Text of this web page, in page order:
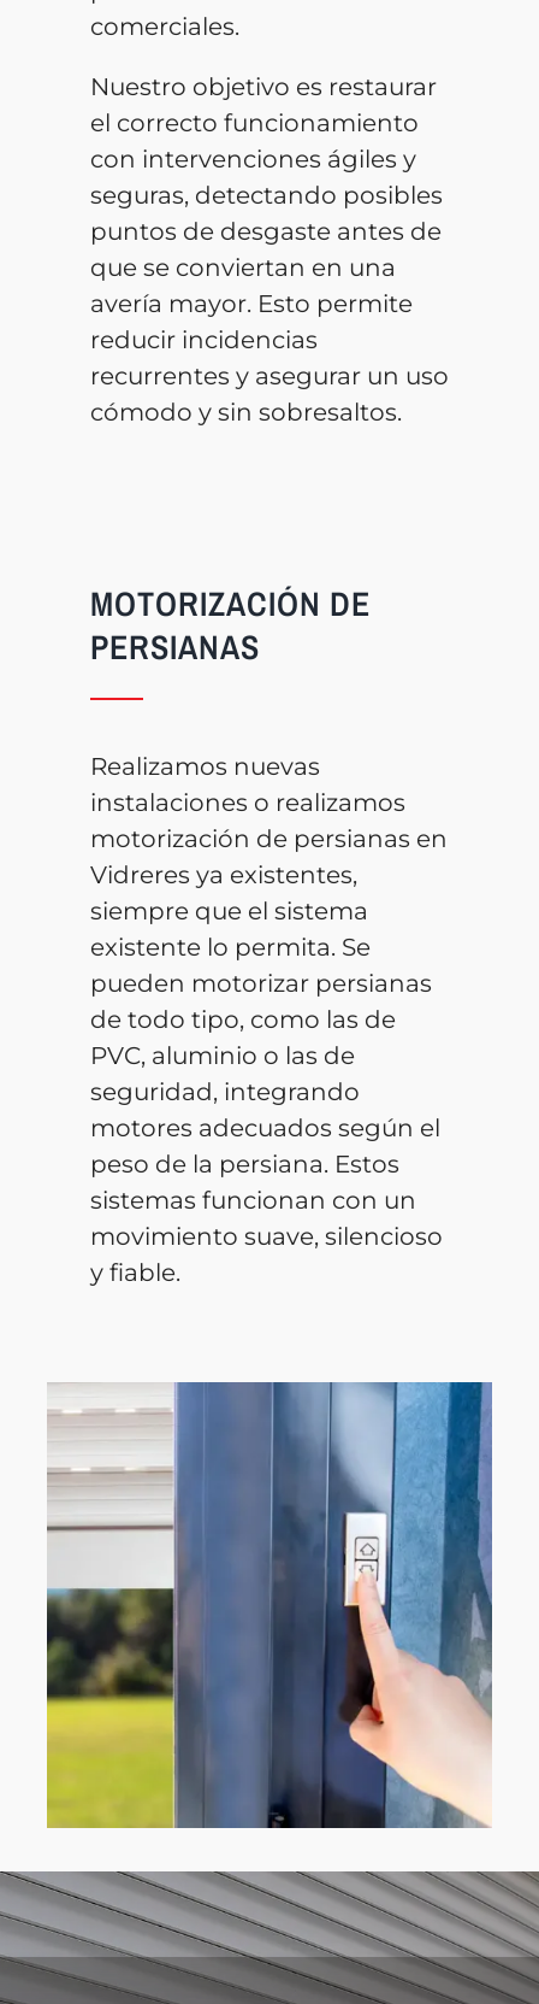
comerciales.
Nuestro objetivo es restaurar
el correcto funcionamiento
con intervenciones ágiles y
seguras, detectando posibles
puntos de desgaste antes de
que se conviertan en una
avería mayor. Esto permite
reducir incidencias
recurrentes y asegurar un uso
cómodo y sin sobresaltos.
MOTORIZACIÓN DE
PERSIANAS
Realizamos nuevas
instalaciones o realizamos
motorización de persianas en
Vidreres ya existentes,
siempre que el sistema
existente lo permita. Se
pueden motorizar persianas
de todo tipo, como las de
PVC, aluminio o las de
seguridad, integrando
motores adecuados según el
peso de la persiana. Estos
sistemas funcionan con un
movimiento suave, silencioso
y fiable.